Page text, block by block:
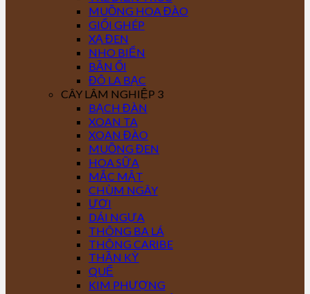
MUỒNG HOA ĐÀO
GIỔI GHÉP
XẠ ĐEN
NHO BIỂN
BẦN ỔI
ĐÔ LA BẠC
CÂY LÂM NGHIỆP 3
BẠCH ĐÀN
XOAN TA
XOAN ĐÀO
MUỒNG ĐEN
HOA SỮA
MẮC MẬT
CHÙM NGÂY
ƯƠI
DÁI NGỰA
THÔNG BA LÁ
THÔNG CARIBE
THẦN KỲ
QUẾ
KIM PHƯỢNG